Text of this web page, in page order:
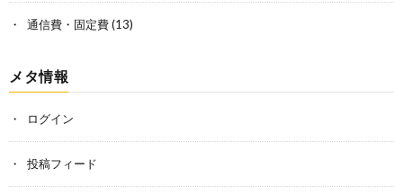
通信費・固定費(13)
メタ情報
ログイン
投稿フィード